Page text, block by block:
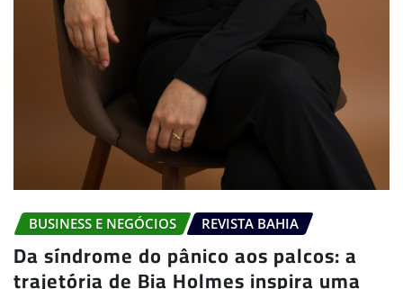
BUSINESS E NEGÓCIOS REVISTA BAHIA
Da síndrome do pânico aos palcos: a
trajetória de Bia Holmes inspira uma